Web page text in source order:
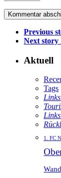
Previous
Next story
Aktuell
Tags
1. FC